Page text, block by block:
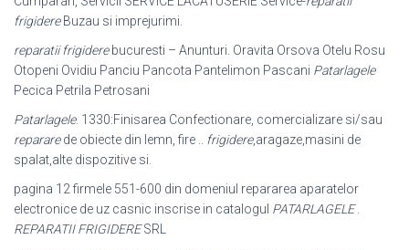
frigidereBuzau si imprejurimi.
reparatii frigiderebucuresti – Anunturi. Oravita Orsova Otelu Rosu
Otopeni Ovidiu Panciu Pancota Pantelimon Pascani Patarlagele
Pecica Petrila Petrosani
Patarlagele. 1330:Finisarea Confectionare, comercializare si/sau
repararede obiecte din lemn, fire .. frigidere,aragaze,masini de
spalat,alte dispozitive si.
pagina 12 firmele 551-600 din domeniul repararea aparatelor
electronice de uz casnic inscrise in catalogul PATARLAGELE.
REPARATII FRIGIDERESRL